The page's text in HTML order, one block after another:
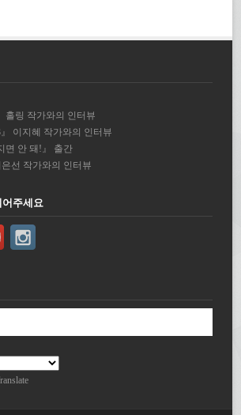
홀링 작가와의 인터뷰
』 이지혜 작가와의 인터뷰
면 안 돼!』 출간
은선 작가와의 인터뷰
주세요